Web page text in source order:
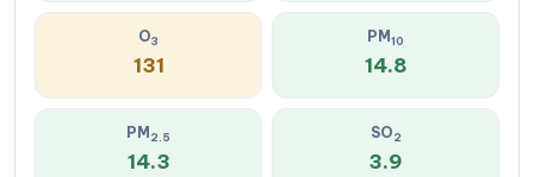
O3
131
PM 10
14.8
PM 2.5
14.3
SO2
3.9